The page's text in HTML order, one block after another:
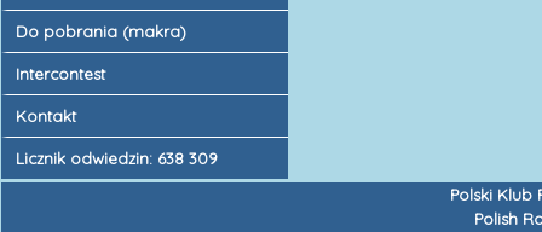
Do pobrania (makra)
Intercontest
Kontakt
Licznik odwiedzin: 638 309
Polski Klub
Polish